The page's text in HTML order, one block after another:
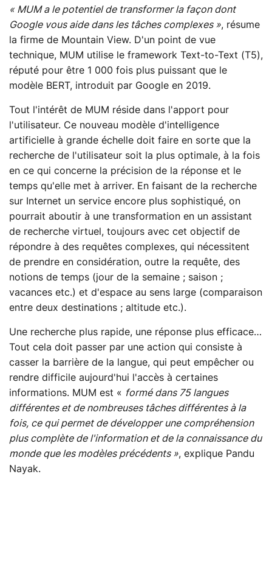
« MUM a le potentiel de transformer la façon dont
Google vous aide dans les tâches complexes », résume
la firme de Mountain View. D'un point de vue
technique, MUM utilise le framework Text-to-Text (T5),
réputé pour être 1 000 fois plus puissant que le
modèle BERT, introduit par Google en 2019.
Tout l'intérêt de MUM réside dans l'apport pour
l'utilisateur. Ce nouveau modèle d'intelligence
artificielle à grande échelle doit faire en sorte que la
recherche de l'utilisateur soit la plus optimale, à la fois
en ce qui concerne la précision de la réponse et le
temps qu'elle met à arriver. En faisant de la recherche
sur Internet un service encore plus sophistiqué, on
pourrait aboutir à une transformation en un assistant
de recherche virtuel, toujours avec cet objectif de
répondre à des requêtes complexes, qui nécessitent
de prendre en considération, outre la requête, des
notions de temps (jour de la semaine ; saison ;
vacances etc.) et d'espace au sens large (comparaison
entre deux destinations ; altitude etc.).
Une recherche plus rapide, une réponse plus efficace…
Tout cela doit passer par une action qui consiste à
casser la barrière de la langue, qui peut empêcher ou
rendre difficile aujourd'hui l'accès à certaines
informations. MUM est « formé dans 75 langues
différentes et de nombreuses tâches différentes à la
fois, ce qui permet de développer une compréhension
plus complète de l'information et de la connaissance du
monde que les modèles précédents », explique Pandu
Nayak.